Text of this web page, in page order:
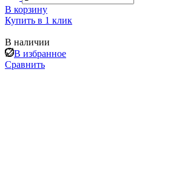
В корзину
Купить в 1 клик
В наличии
В избранное
Сравнить